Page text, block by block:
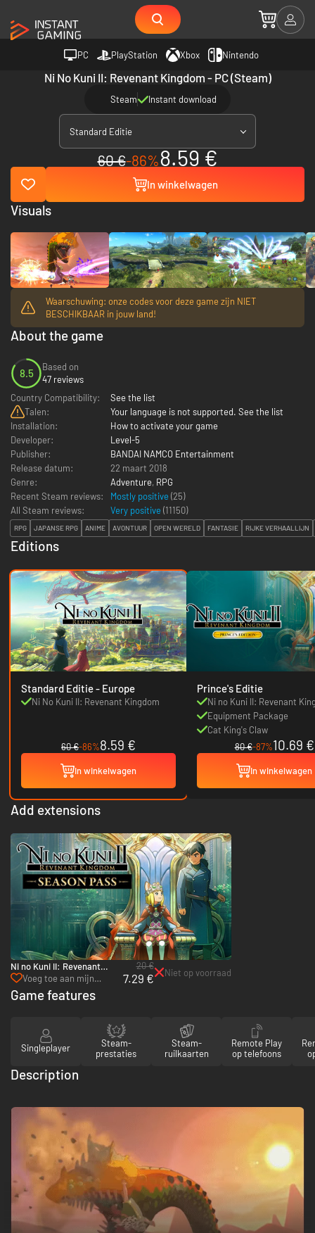
PC PlayStation Xbox Nintendo
Ni No Kuni II: Revenant Kingdom - PC (Steam)
Steam Instant download
Standard Editie
60 €-86%8.59 €
In winkelwagen
Waarschuwing: onze codes voor deze game zijn NIET
BESCHIKBAAR in jouw land!
About the game
8.5
Based on
47 reviews
Country Compatibility:
See the list
Talen:
Your language is not supported. See the list
Installation:
How to activate your game
Developer:
Level-5
Publisher:
BANDAI NAMCO Entertainment
Release datum:
22 maart 2018
Genre:
Adventure, RPG
Recent Steam reviews:
Mostly positive (25)
All Steam reviews:
Very positive (11150)
RPG JAPANSE RPG ANIME AVONTUUR OPEN WERELD FANTASIE RIJKE VERHAALLIJN
Editions
Standard Editie - Europe
Ni No Kuni II: Revenant Kingdom
60 €-86%8.59 €
In winkelwagen
Prince's Editie
Ni no Kuni II: Revenant
Equipment Package
Cat King's Claw
80 €-87%10.69 €
In winkelwagen
Add extensions
Ni no Kuni II: Revenant
Kingdom Season Pass - PC
(Steam)
Voeg toe aan mijn
verlanglijst
20 €
7.29 € Niet op voorraad
Visuals
Game features
Singleplayer
Steam-
prestaties
Steam-
ruilkaarten
Remote Play
op telefoons
Description